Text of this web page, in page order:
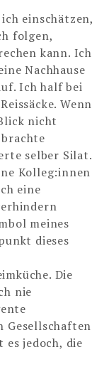
einschätzen,
folgen,
kann. Ich
Nachhause
Ich half bei
Wenn
nicht
selber Silat.
Kolleg:innen
eine
meines
dieses
Die
nie
Gesellschaften
jedoch, die